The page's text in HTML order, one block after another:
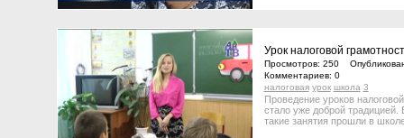
Урок налоговой
Просмотров: 250
Комментариев: 0
налоговая урок школа 3
Проведение уроков
стало уже доброй традицией.
такие занятия прошли в